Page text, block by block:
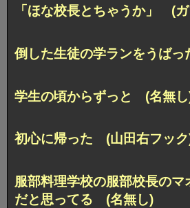
「ほな校長とちゃうか」 (
倒した生徒の学ランをうば
学生の頃からずっと (名無
初心に帰った (山田右フッ
服部料理学校の服部校長のマ
だと思ってる (名無し)